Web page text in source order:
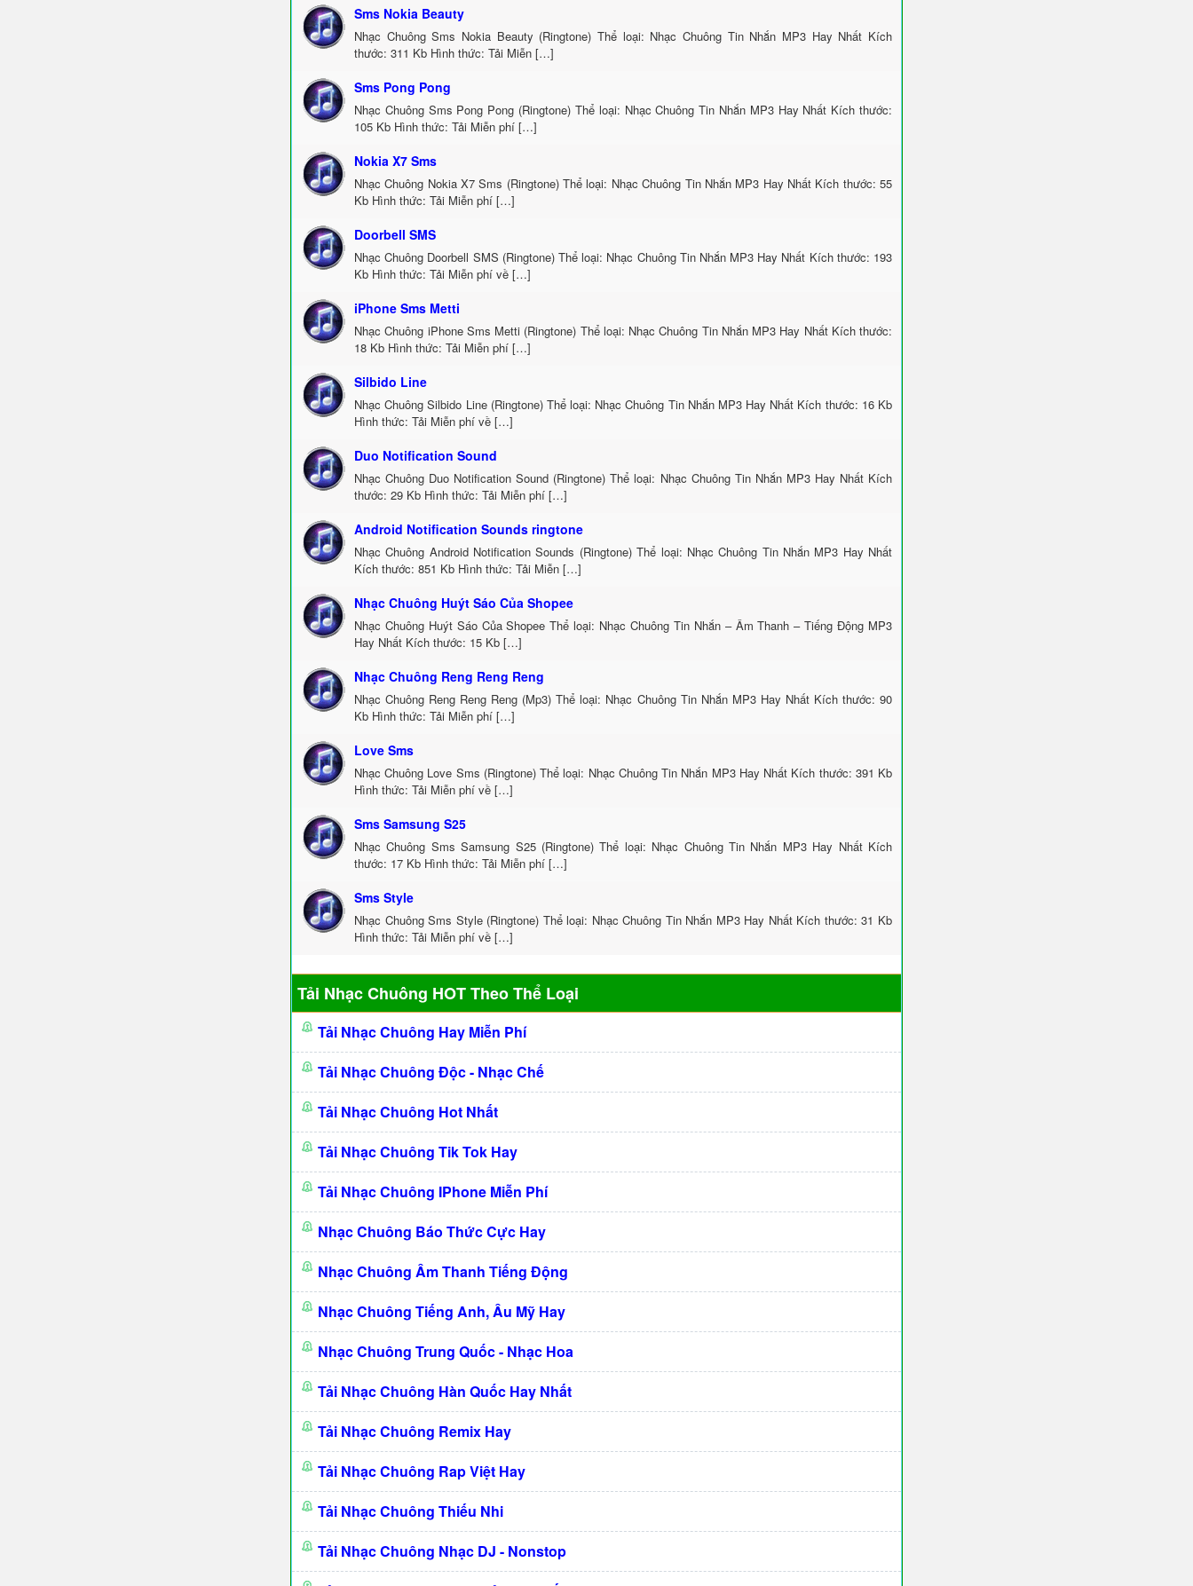
Sms Nokia Beauty
Nhạc Chuông Sms Nokia Beauty (Ringtone) Thể loại: Nhạc Chuông Tin Nhắn MP3 Hay Nhất Kích
thước: 311 Kb Hình thức: Tải Miễn […]
Sms Pong Pong
Nhạc Chuông Sms Pong Pong (Ringtone) Thể loại: Nhạc Chuông Tin Nhắn MP3 Hay Nhất Kích thước:
105 Kb Hình thức: Tải Miễn phí […]
Nokia X7 Sms
Nhạc Chuông Nokia X7 Sms (Ringtone) Thể loại: Nhạc Chuông Tin Nhắn MP3 Hay Nhất Kích thước: 55
Kb Hình thức: Tải Miễn phí […]
Doorbell SMS
Nhạc Chuông Doorbell SMS (Ringtone) Thể loại: Nhạc Chuông Tin Nhắn MP3 Hay Nhất Kích thước: 193
Kb Hình thức: Tải Miễn phí về […]
iPhone Sms Metti
Nhạc Chuông iPhone Sms Metti (Ringtone) Thể loại: Nhạc Chuông Tin Nhắn MP3 Hay Nhất Kích thước:
18 Kb Hình thức: Tải Miễn phí […]
Silbido Line
Nhạc Chuông Silbido Line (Ringtone) Thể loại: Nhạc Chuông Tin Nhắn MP3 Hay Nhất Kích thước: 16 Kb
Hình thức: Tải Miễn phí về […]
Duo Notification Sound
Nhạc Chuông Duo Notification Sound (Ringtone) Thể loại: Nhạc Chuông Tin Nhắn MP3 Hay Nhất Kích
thước: 29 Kb Hình thức: Tải Miễn phí […]
Android Notification Sounds ringtone
Nhạc Chuông Android Notification Sounds (Ringtone) Thể loại: Nhạc Chuông Tin Nhắn MP3 Hay Nhất
Kích thước: 851 Kb Hình thức: Tải Miễn […]
Nhạc Chuông Huýt Sáo Của Shopee
Nhạc Chuông Huýt Sáo Của Shopee Thể loại: Nhạc Chuông Tin Nhắn – Âm Thanh – Tiếng Động MP3
Hay Nhất Kích thước: 15 Kb […]
Nhạc Chuông Reng Reng Reng
Nhạc Chuông Reng Reng Reng (Mp3) Thể loại: Nhạc Chuông Tin Nhắn MP3 Hay Nhất Kích thước: 90
Kb Hình thức: Tải Miễn phí […]
Love Sms
Nhạc Chuông Love Sms (Ringtone) Thể loại: Nhạc Chuông Tin Nhắn MP3 Hay Nhất Kích thước: 391 Kb
Hình thức: Tải Miễn phí về […]
Sms Samsung S25
Nhạc Chuông Sms Samsung S25 (Ringtone) Thể loại: Nhạc Chuông Tin Nhắn MP3 Hay Nhất Kích
thước: 17 Kb Hình thức: Tải Miễn phí […]
Sms Style
Nhạc Chuông Sms Style (Ringtone) Thể loại: Nhạc Chuông Tin Nhắn MP3 Hay Nhất Kích thước: 31 Kb
Hình thức: Tải Miễn phí về […]
Tải Nhạc Chuông HOT Theo Thể Loại
Tải Nhạc Chuông Hay Miễn Phí
Tải Nhạc Chuông Độc - Nhạc Chế
Tải Nhạc Chuông Hot Nhất
Tải Nhạc Chuông Tik Tok Hay
Tải Nhạc Chuông IPhone Miễn Phí
Nhạc Chuông Báo Thức Cực Hay
Nhạc Chuông Âm Thanh Tiếng Động
Nhạc Chuông Tiếng Anh, Âu Mỹ Hay
Nhạc Chuông Trung Quốc - Nhạc Hoa
Tải Nhạc Chuông Hàn Quốc Hay Nhất
Tải Nhạc Chuông Remix Hay
Tải Nhạc Chuông Rap Việt Hay
Tải Nhạc Chuông Thiếu Nhi
Tải Nhạc Chuông Nhạc DJ - Nonstop